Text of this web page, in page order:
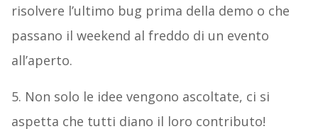
risolvere l’ultimo bug prima della demo o che
passano il weekend al freddo di un evento
all’aperto.
5. Non solo le idee vengono ascoltate, ci si
aspetta che tutti diano il loro contributo!